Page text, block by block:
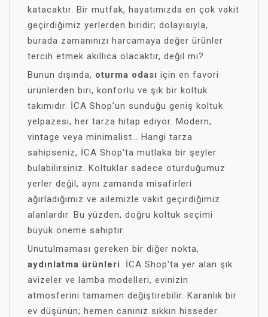
katacaktır. Bir mutfak, hayatımızda en çok vakit
geçirdiğimiz yerlerden biridir; dolayısıyla,
burada zamanınızı harcamaya değer ürünler
tercih etmek akıllıca olacaktır, değil mi?
Bunun dışında, oturma odası için en favori
ürünlerden biri, konforlu ve şık bir koltuk
takımıdır. İCA Shop’un sunduğu geniş koltuk
yelpazesi, her tarza hitap ediyor. Modern,
vintage veya minimalist… Hangi tarza
sahipseniz, İCA Shop'ta mutlaka bir şeyler
bulabilirsiniz. Koltuklar sadece oturduğumuz
yerler değil, aynı zamanda misafirleri
ağırladığımız ve ailemizle vakit geçirdiğimiz
alanlardır. Bu yüzden, doğru koltuk seçimi
büyük öneme sahiptir.
Unutulmaması gereken bir diğer nokta,
aydınlatma ürünleri. İCA Shop'ta yer alan şık
avizeler ve lamba modelleri, evinizin
atmosferini tamamen değiştirebilir. Karanlık bir
ev düşünün; hemen canınız sıkkın hisseder.